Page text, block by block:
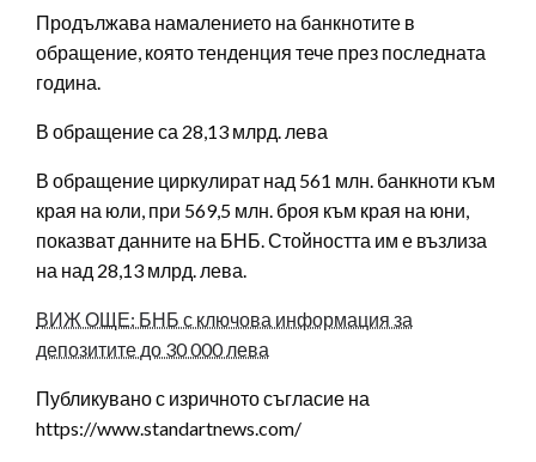
Продължава намалението на банкнотите в
обращение, която тенденция тече през последната
година.
В обращение са 28,13 млрд. лева
В обращение циркулират над 561 млн. банкноти към
края на юли, при 569,5 млн. броя към края на юни,
показват данните на БНБ. Стойността им е възлиза
на над 28,13 млрд. лева.
ВИЖ ОЩЕ: БНБ с ключова информация за
депозитите до 30 000 лева
Публикувано с изричното съгласие на
https://www.standartnews.com/